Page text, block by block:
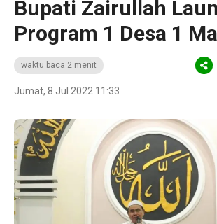
Bupati Zairullah
Program 1 Desa 1
waktu baca 2 menit
Jumat, 8 Jul 2022 11:33